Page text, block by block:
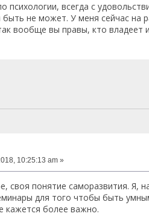
психологии, всегда с
не может. У меня сейчас на
вообще вы правы, кто
10:25:13 am »
своя понятие саморазвития. Я,
для того чтобы быть
кажется более важно.